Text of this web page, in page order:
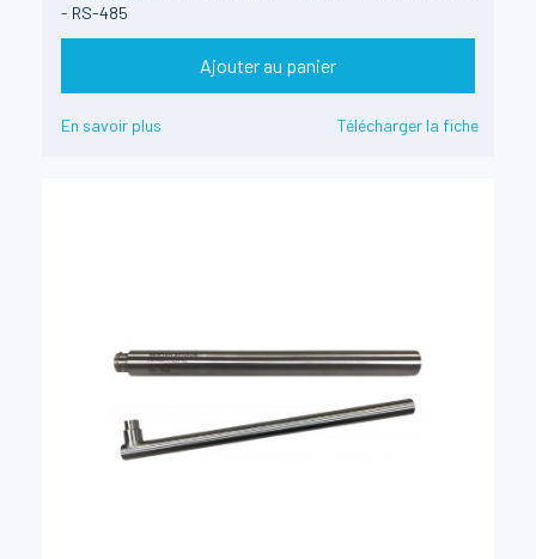
- RS-485
Ajouter au panier
En savoir plus Télécharger la fiche